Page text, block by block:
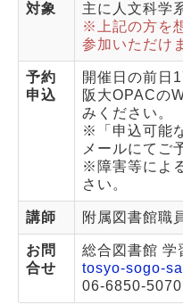
対象
主に人文科学
※上記の方を
参加いただけ
予約
申込
開催日の前日
阪大OPACの
みください。
※「申込可能
メールにてご
※障害等によ
さい。
講師 附属図書館職
お問
合せ
総合図書館 学
tosyo-sogo-
06-6850-5070